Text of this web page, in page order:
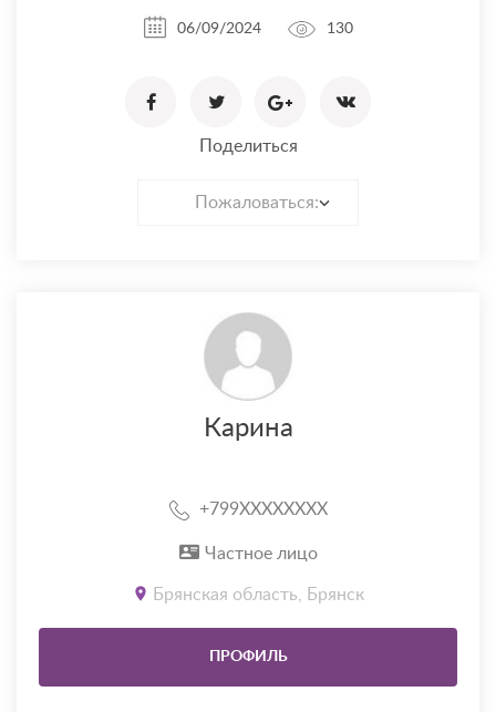
06/09/2024 130
Поделиться
Пожаловаться:
Карина
+799XXXXXXXX
Частное лицо
Брянская область, Брянск
ПРОФИЛЬ